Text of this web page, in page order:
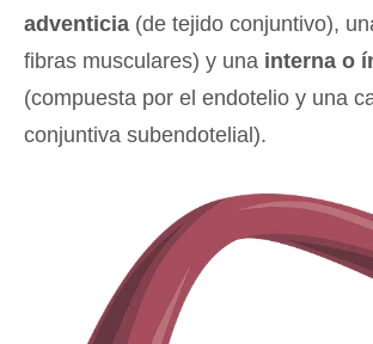
adventicia (de tejido conjuntivo),
fibras musculares) y una interna o
(compuesta por el endotelio y una
conjuntiva subendotelial).